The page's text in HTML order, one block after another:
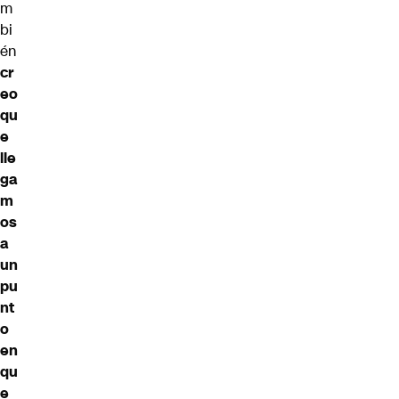
m
bi
én
cr
eo
qu
e
lle
ga
m
os
a
un
pu
nt
o
en
qu
e